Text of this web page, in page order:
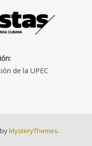
de la UPEC
MysteryThemes.